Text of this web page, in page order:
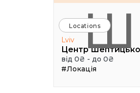
Ш
Locations
Lviv
від 0₴ - до 0₴
#Локація